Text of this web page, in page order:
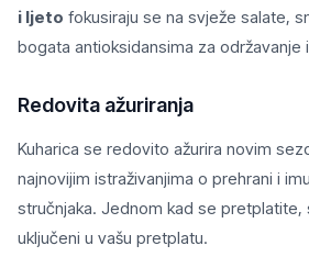
i ljeto fokusiraju se na svježe salate,
bogata antioksidansima za održavanje
Redovita ažuriranja
Kuharica se redovito ažurira novim
najnovijim istraživanjima o prehrani i
stručnjaka. Jednom kad se pretplatite,
uključeni u vašu pretplatu.